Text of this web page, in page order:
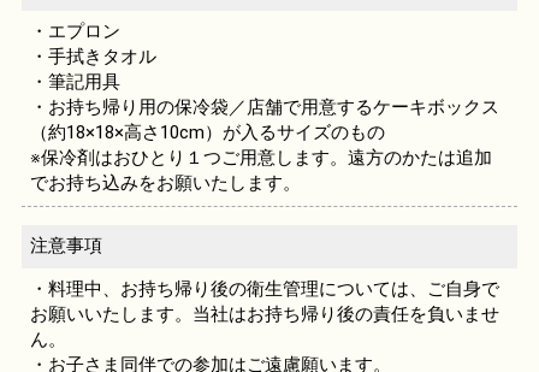
・エプロン
・手拭きタオル
・筆記用具
・お持ち帰り用の保冷袋／店舗で用意するケーキボックス
（約18×18×高さ10cm）が入るサイズのもの
※保冷剤はおひとり１つご用意します。遠方のかたは追加
でお持ち込みをお願いたします。
注意事項
・料理中、お持ち帰り後の衛生管理については、ご自身で
お願いいたします。当社はお持ち帰り後の責任を負いませ
ん。
・お子さま同伴での参加はご遠慮願います。